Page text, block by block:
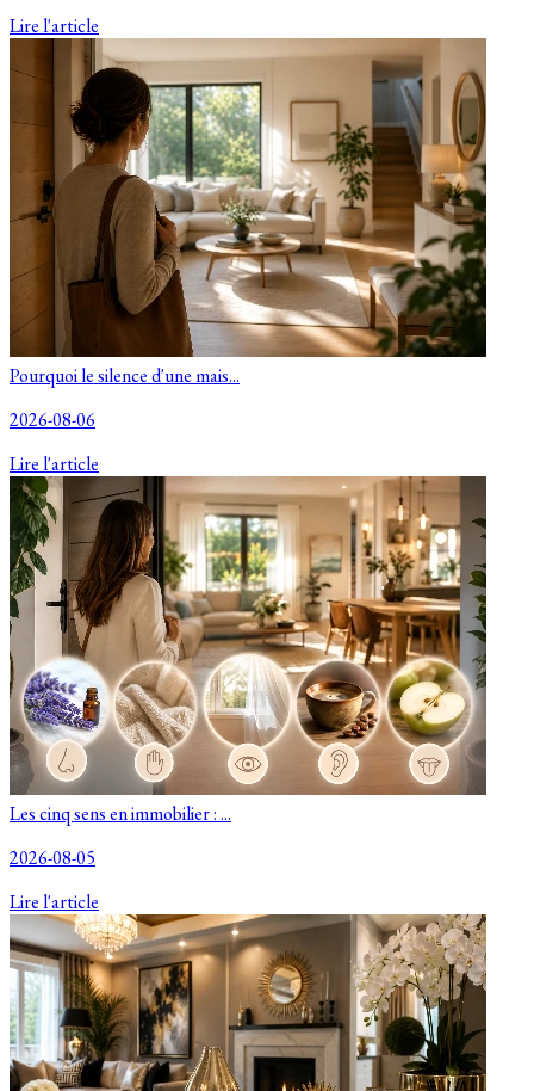
Lire l'article
Pourquoi le silence d'une mais...
2026-08-06
Lire l'article
Les cinq sens en immobilier : ...
2026-08-05
Lire l'article